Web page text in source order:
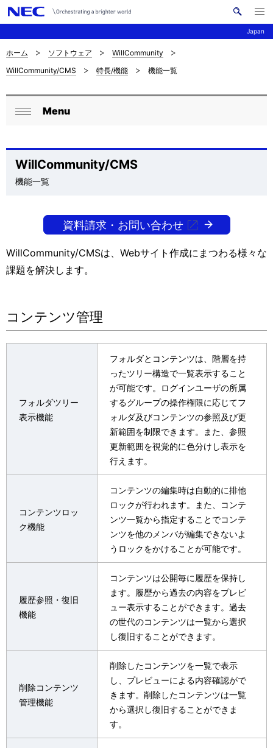
Japan
イ
メ
ニ
ュ
ナ
ビ
ゲ
ョ
サ
イ
ト
の
現
を
し
す
ホーム ソフトウェア
WillCommunity
WillCommunity/CMS
特長/機能 機能一覧
ロ
カ
ル
ゲ
ー
ョ
ン
Menu
WillCommunity/CMS
機能一覧
資料請求・お問い合わせ
WillCommunity/CMSは、Webサイト作成にまつわる様々な
課題を解決します。
コンテンツ管理
フォルダツリー
表示機能
フォルダとコンテンツは、階層を持
ったツリー構造で一覧表示すること
が可能です。ログインユーザの所属
するグループの操作権限に応じてフ
ォルダ及びコンテンツの参照及び更
新範囲を制限できます。また、参照
更新範囲を視覚的に色分けし表示を
行えます。
コンテンツロッ
ク機能
コンテンツの編集時は自動的に排他
ロックが行われます。また、コンテ
ンツ一覧から指定することでコンテ
ンツを他のメンバが編集できないよ
うロックをかけることが可能です。
履歴参照・復旧
機能
コンテンツは公開毎に履歴を保持し
ます。履歴から過去の内容をプレビ
ュー表示することができます。過去
の世代のコンテンツは一覧から選択
し復旧することができます。
削除コンテンツ
管理機能
削除したコンテンツを一覧で表示
し、プレビューによる内容確認がで
きます。削除したコンテンツは一覧
から選択し復旧することができま
す。